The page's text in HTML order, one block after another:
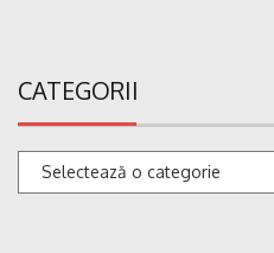
CATEGORII
Categorii